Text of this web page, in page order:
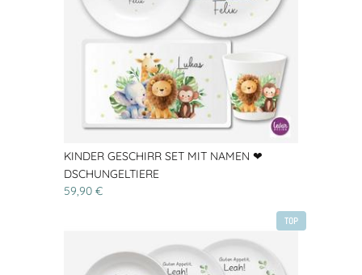
KINDER GESCHIRR SET MIT NAMEN ❤
DSCHUNGELTIERE
59,90 €
TOP